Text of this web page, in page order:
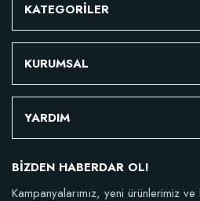
Özel Karışım Fidan Tutma Yüzdesini
KATEGORİLER
KURUMSAL
YARDIM
BİZDEN HABERDAR OL!
Kampanyalarımız, yeni ürünlerimiz